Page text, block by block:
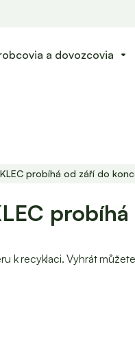
a dovozcovia arrow_drop_down
probíhá od září do
recyklaci. Vyhrát